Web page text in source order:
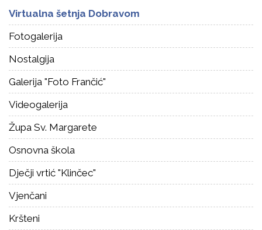
Virtualna šetnja Dobravom
Fotogalerija
Nostalgija
Galerija "Foto Frančić"
Videogalerija
Župa Sv. Margarete
Osnovna škola
Dječji vrtić "Klinčec"
Vjenčani
Kršteni